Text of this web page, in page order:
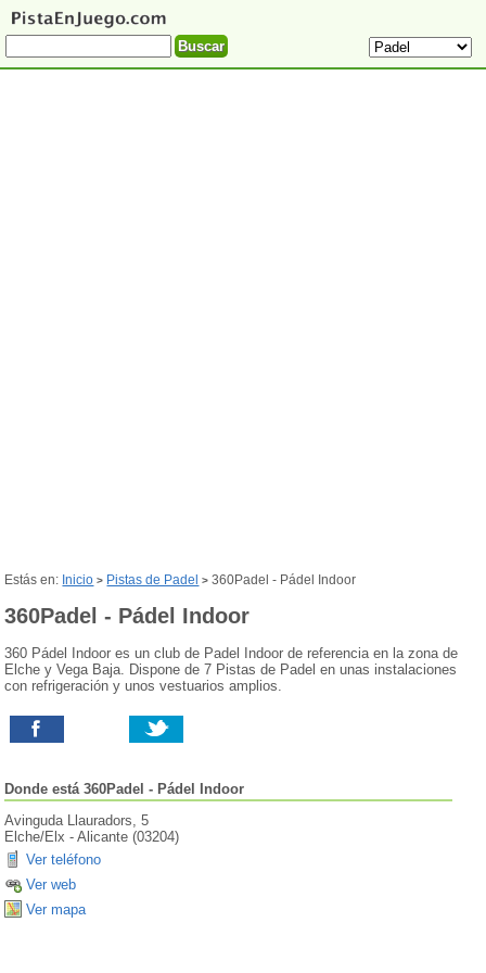
Estás en: Inicio > Pistas de Padel >360Padel - Pádel Indoor
360Padel - Pádel Indoor
360 Pádel Indoor es un club de Padel Indoor de referencia en la zona de
Elche y Vega Baja. Dispone de 7 Pistas de Padel en unas instalaciones
con refrigeración y unos vestuarios amplios.
Donde está360Padel - Pádel Indoor
Avinguda Llauradors, 5
Elche/Elx -Alicante (03204)
Ver teléfono
Ver web
Ver mapa